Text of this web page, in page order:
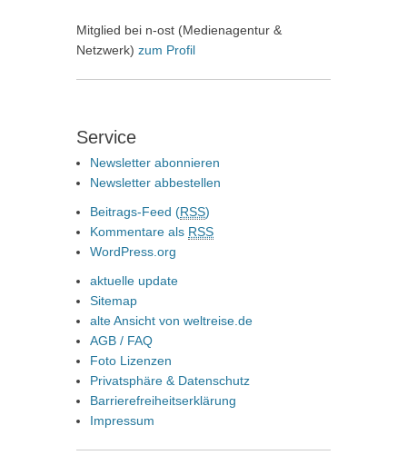
Mitglied bei n-ost (Medienagentur &
Netzwerk) zum Profil
Service
Newsletter abonnieren
Newsletter abbestellen
Beitrags-Feed (RSS)
Kommentare als RSS
WordPress.org
aktuelle update
Sitemap
alte Ansicht von weltreise.de
AGB / FAQ
Foto Lizenzen
Privatsphäre & Datenschutz
Barrierefreiheitserklärung
Impressum